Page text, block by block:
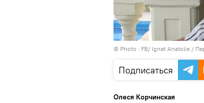
© Photo : FB/ Ignat Anatolie /
Подписаться
Олеся Корчинская